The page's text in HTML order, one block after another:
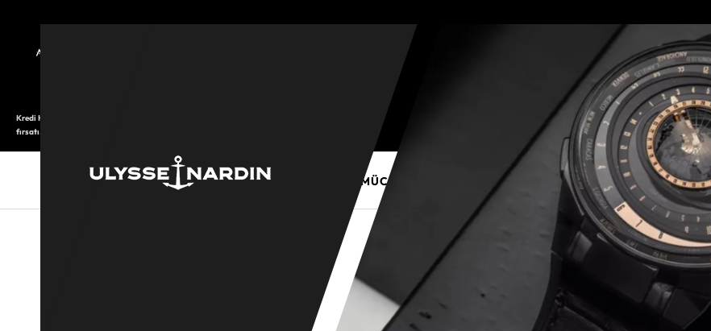
Kredi Kartı ile 12 aya varan taksitli alışveriş imkanı. Üstelik ilk 6 taksite %0 komisyon
fırsatı.
SAAT SAAT AKSESUARLARI TAKI VE MÜCEVHER PURO AKSESUARLARIKALEM VE AKSESUAR